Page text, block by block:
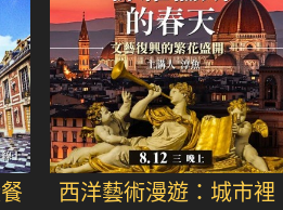
西洋藝術漫遊：城市裡